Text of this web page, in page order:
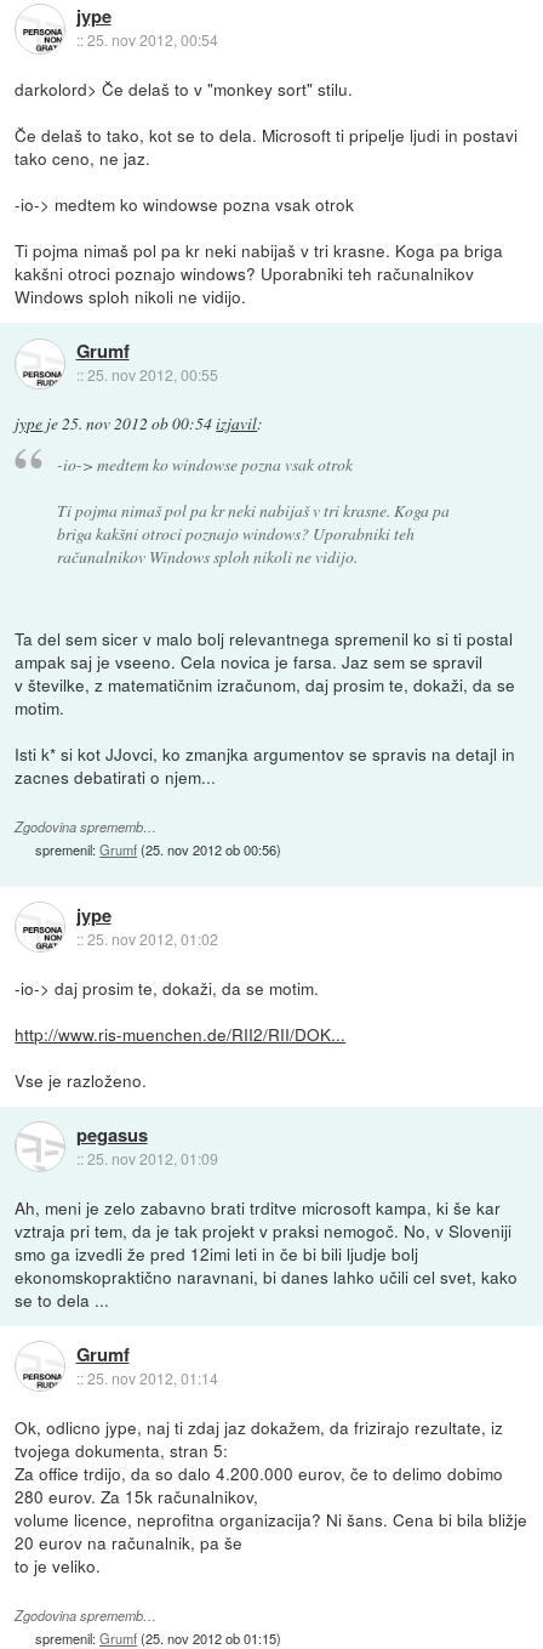
jype
::25. nov 2012, 00:54
darkolord> Če delaš to v "monkey sort" stilu.
Če delaš to tako, kot se to dela. Microsoft ti pripelje ljudi in postavi
tako ceno, ne jaz.
-io-> medtem ko windowse pozna vsak otrok
Ti pojma nimaš pol pa kr neki nabijaš v tri krasne. Koga pa briga
kakšni otroci poznajo windows? Uporabniki teh računalnikov
Windows sploh nikoli ne vidijo.
Grumf
::25. nov 2012, 00:55
jype je25. nov 2012 ob 00:54izjavil:
-io-> medtem ko windowse pozna vsak otrok
Ti pojma nimaš pol pa kr neki nabijaš v tri krasne. Koga pa
briga kakšni otroci poznajo windows? Uporabniki teh
računalnikov Windows sploh nikoli ne vidijo.
Ta del sem sicer v malo bolj relevantnega spremenil ko si ti postal
ampak saj je vseeno. Cela novica je farsa. Jaz sem se spravil
v številke, z matematičnim izračunom, daj prosim te, dokaži, da se
motim.
Isti k* si kot JJovci, ko zmanjka argumentov se spravis na detajl in
zacnes debatirati o njem...
Zgodovina sprememb…
spremenil:Grumf(25. nov 2012 ob 00:56)
jype
::25. nov 2012, 01:02
-io-> daj prosim te, dokaži, da se motim.
http://www.ris-muenchen.de/RII2/RII/DOK...
Vse je razloženo.
pegasus
::25. nov 2012, 01:09
Ah, meni je zelo zabavno brati trditve microsoft kampa, ki še kar
vztraja pri tem, da je tak projekt v praksi nemogoč. No, v Sloveniji
smo ga izvedli že pred 12imi leti in če bi bili ljudje bolj
ekonomskopraktično naravnani, bi danes lahko učili cel svet, kako
se to dela ...
Grumf
::25. nov 2012, 01:14
Ok, odlicno jype, naj ti zdaj jaz dokažem, da frizirajo rezultate, iz
tvojega dokumenta, stran 5:
Za office trdijo, da so dalo 4.200.000 eurov, če to delimo dobimo
280 eurov. Za 15k računalnikov,
volume licence, neprofitna organizacija? Ni šans. Cena bi bila bližje
20 eurov na računalnik, pa še
to je veliko.
Zgodovina sprememb…
spremenil:Grumf(25. nov 2012 ob 01:15)